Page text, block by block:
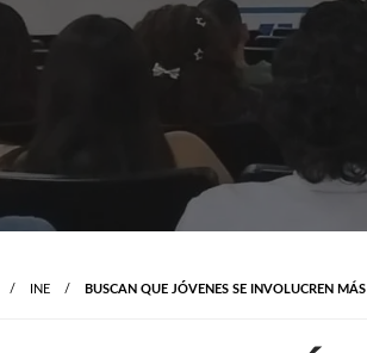
INE BUSCAN QUE JÓVENES SE INVOLUCREN